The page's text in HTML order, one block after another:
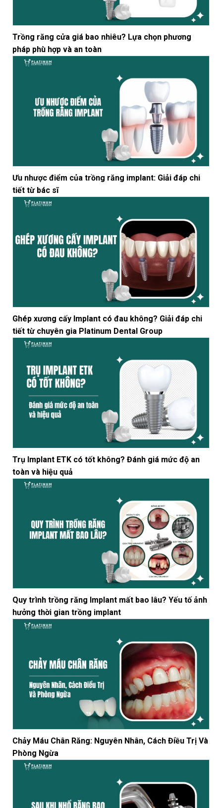
Trồng răng cửa giá bao nhiêu? Lựa chọn phương
pháp phù hợp và an toàn
Ưu nhược điểm của trồng răng implant: Giải đáp chi
tiết từ bác sĩ
Ghép xương cấy Implant có đau không? Giải đáp chi
tiết từ chuyên gia Platinum Dental Group
Trụ Implant ETK có tốt không? Đánh giá mức độ an
toàn và hiệu quả
Quy trình trồng răng Implant mất bao lâu? Yếu tố ảnh
hưởng thời gian trồng implant
Chảy Máu Chân Răng: Nguyên Nhân, Cách Điều Trị Và
Phòng Ngừa